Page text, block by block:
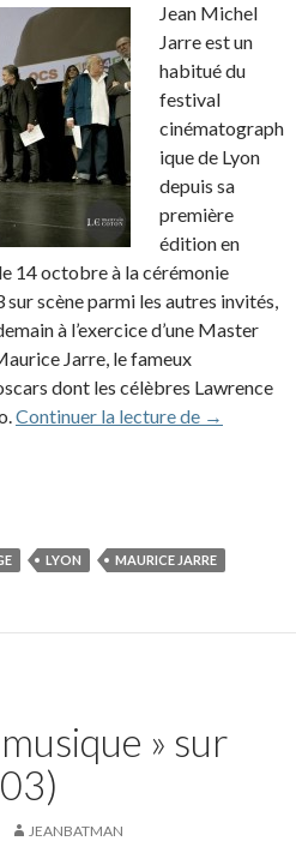
Jean Michel
Jarre est un
habitué du
festival
cinématograph
ique de Lyon
depuis sa
première
édition en
14 octobre à la cérémonie
sur scène parmi les autres invités,
à l’exercice d’une Master
Jarre, le fameux
dont les célèbres Lawrence
Continuer la lecture de Dans le
→
LYON MAURICE JARRE
» sur
JEANBATMAN